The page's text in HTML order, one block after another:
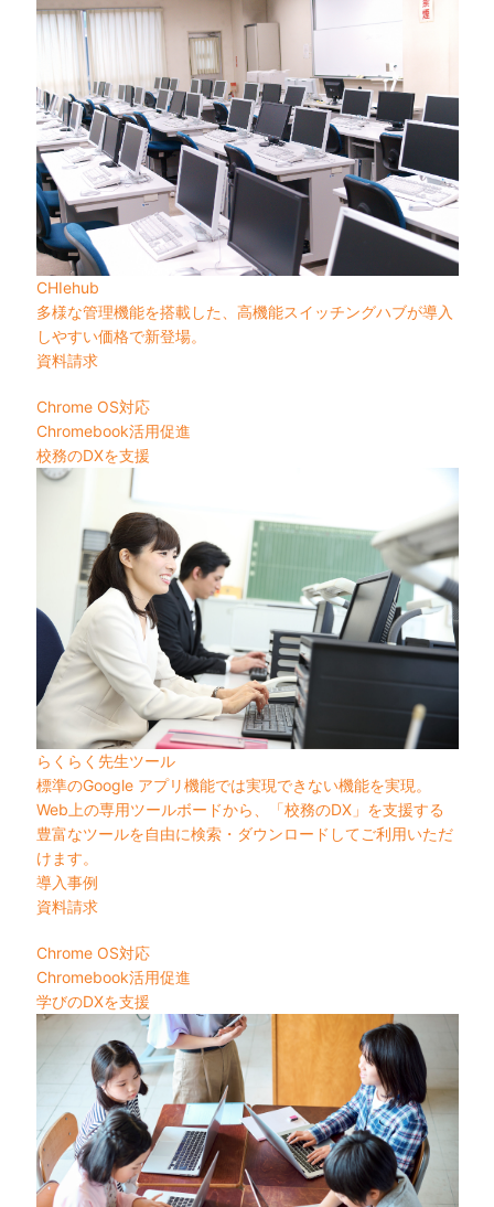
CHIehub
多様な管理機能を搭載した、高機能スイッチングハブが導入
しやすい価格で新登場。
資料請求
Chrome OS対応
Chromebook活用促進
校務のDXを支援
らくらく先生ツール
標準のGoogle アプリ機能では実現できない機能を実現。
Web上の専用ツールボードから、「校務のDX」を支援する
豊富なツールを自由に検索・ダウンロードしてご利用いただ
けます。
導入事例
資料請求
Chrome OS対応
Chromebook活用促進
学びのDXを支援